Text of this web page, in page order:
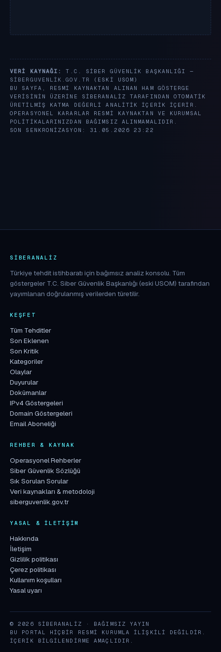
VERI KAYNAĞI:
T.C. SIBER GÜVENLIK BAŞKANLIĞI —
SIBERGUVENLIK.GOV.TR
(ESKI USOM)
BU SAYFA, RESMI KAYNAKTAN ALINAN HAM GÖSTERGE
VERISININ ÜZERINE SIBERANALIZ TARAFINDAN OTOMATIK
ÜRETILMIŞ KATMA DEĞERLI ANALITIK IÇERIK IÇERIR.
OPERASYONEL KARARLAR RESMI KAYNAKTAN VE KURUMSAL
POLITIKALARINIZDAN BAĞIMSIZ ALINMAMALIDIR.
SON SENKRONIZASYON: 31.05.2026 23:22
SIBERANALIZ
Türkiye tehdit istihbaratı için bağımsız analiz konsolu. Tüm
göstergeler T.C. Siber Güvenlik Başkanlığı (eski USOM) tarafından
yayımlanan doğrulanmış verilerden türetilir.
KEŞFET
Tüm Tehditler
Son Eklenen
Son Kritik
Kategoriler
Olaylar
Duyurular
Dokümanlar
IPv4 Göstergeleri
Domain Göstergeleri
Email Aboneliği
REHBER & KAYNAK
Operasyonel Rehberler
Siber Güvenlik Sözlüğü
Sık Sorulan Sorular
Veri kaynakları & metodoloji
siberguvenlik.gov.tr
YASAL & İLETIŞIM
Hakkında
İletişim
Gizlilik politikası
Çerez politikası
Kullanım koşulları
Yasal uyarı
© 2026 SIBERANALIZ · BAĞIMSIZ YAYIN
BU PORTAL HIÇBIR RESMI KURUMLA ILIŞKILI DEĞILDIR.
İÇERIK BILGILENDIRME AMAÇLIDIR.